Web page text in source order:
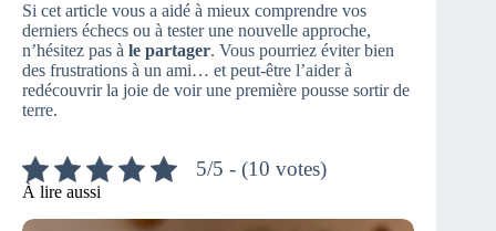
Si cet article vous a aidé à mieux comprendre vos
derniers échecs ou à tester une nouvelle approche,
n’hésitez pas à le partager. Vous pourriez éviter bien
des frustrations à un ami… et peut-être l’aider à
redécouvrir la joie de voir une première pousse sortir de
terre.
5/5 - (10 votes)
À lire aussi